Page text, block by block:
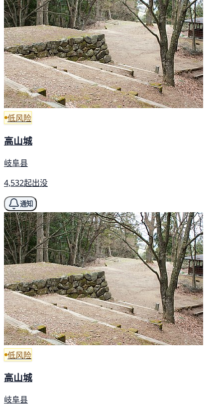
低风险
高山城
岐阜县
4,532起出没
通知
低风险
高山城
岐阜县